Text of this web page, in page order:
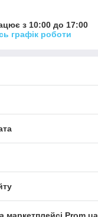
з 10:00 до 17:00
графік роботи